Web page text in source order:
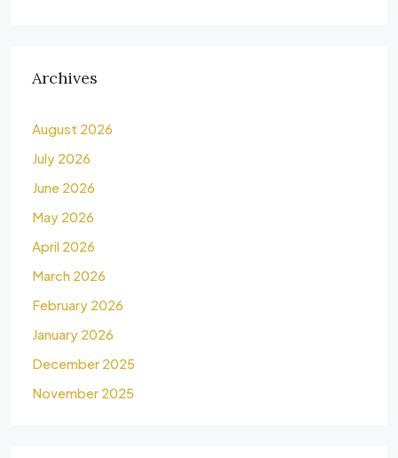
Archives
August 2026
July 2026
June 2026
May 2026
April 2026
March 2026
February 2026
January 2026
December 2025
November 2025